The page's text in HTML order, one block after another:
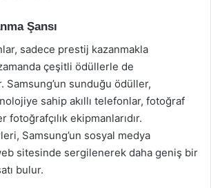
Şansı
sadece prestij kazanmakla
çeşitli ödüllerle de
sunduğu ödüller,
sahip akıllı telefonlar, fotoğraf
ekipmanlarıdır.
Samsung’un sosyal medya
sitesinde sergilenerek daha geniş bir
bulur.